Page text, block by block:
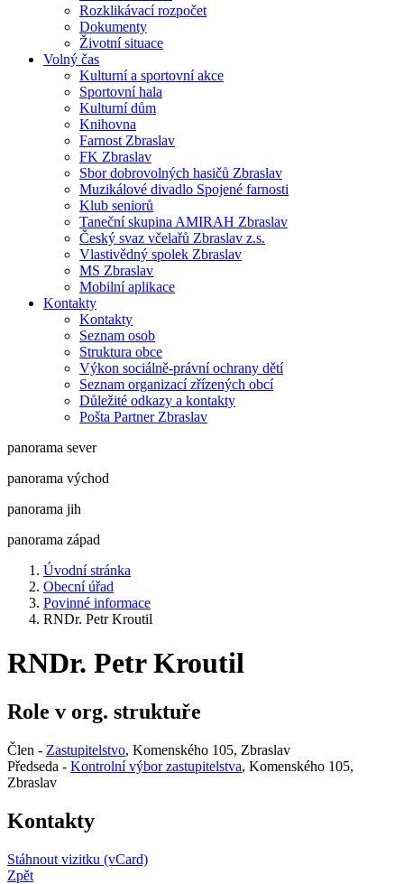
Rozklikávací rozpočet
Dokumenty
Životní situace
Volný čas
Kulturní a sportovní akce
Sportovní hala
Kulturní dům
Knihovna
Farnost Zbraslav
FK Zbraslav
Sbor dobrovolných hasičů Zbraslav
Muzikálové divadlo Spojené farnosti
Klub seniorů
Taneční skupina AMIRAH Zbraslav
Český svaz včelařů Zbraslav z.s.
Vlastivědný spolek Zbraslav
MS Zbraslav
Mobilní aplikace
Kontakty
Kontakty
Seznam osob
Struktura obce
Výkon sociálně-právní ochrany dětí
Seznam organizací zřízených obcí
Důležité odkazy a kontakty
Pošta Partner Zbraslav
panorama sever
panorama východ
panorama jih
panorama západ
Úvodní stránka
Obecní úřad
Povinné informace
RNDr. Petr Kroutil
RNDr. Petr Kroutil
Role v org. struktuře
Člen - Zastupitelstvo, Komenského 105, Zbraslav
Předseda - Kontrolní výbor zastupitelstva, Komenského 105,
Zbraslav
Kontakty
Stáhnout vizitku (vCard)
Zpět